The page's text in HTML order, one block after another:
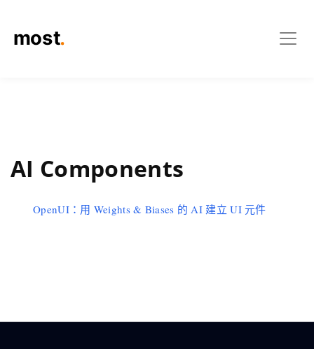
AI Components
OpenUI：用 Weights & Biases 的 AI 建立 UI 元件